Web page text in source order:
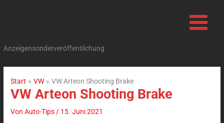
Anzeigensonderveröffentlichung
Start VW VW Arteon Shooting Brake
VW Arteon Shooting Brake
VonAuto-Tips/ 15. Juni 2021